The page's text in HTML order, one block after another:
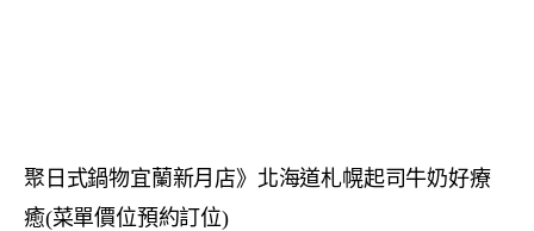
聚日式鍋物宜蘭新月店》北海道札幌起司牛奶好療
癒(菜單價位預約訂位)